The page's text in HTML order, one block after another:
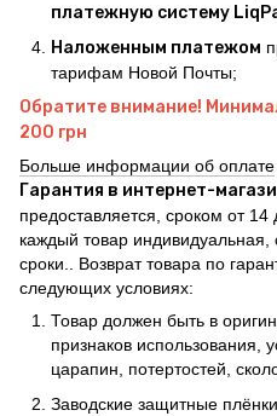
платежную систему
Наложенным платежом
тарифам Новой Почты;
Обратите внимание!
200 грн
Больше информации об оплате
Гарантия в интернет-
предоставляется, сроком от
каждый товар
сроки.. Возврат товара по
следующих условиях:
Товар должен быть в
признаков использования,
царапин, потертостей,
Заводские защитные